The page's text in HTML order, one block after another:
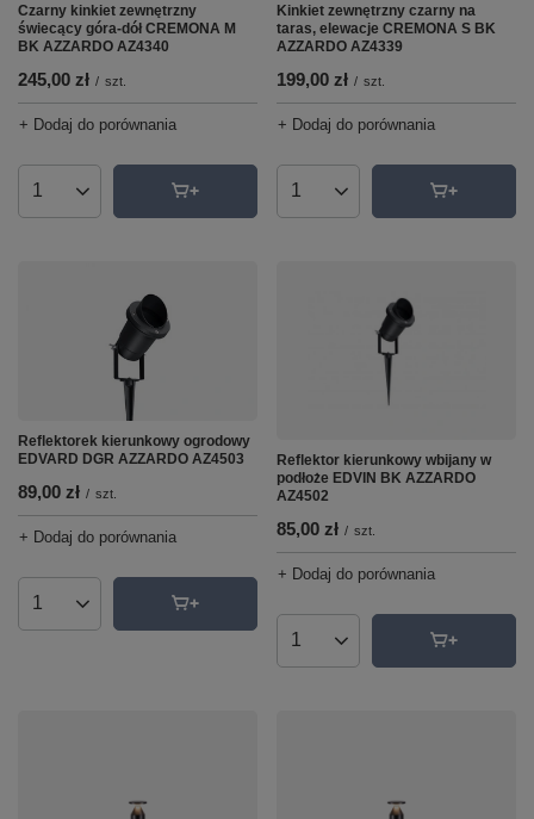
Czarny kinkiet zewnętrzny
świecący góra-dół CREMONA M
BK AZZARDO AZ4340
245,00 zł / szt.
+ Dodaj do porównania
Ilość produktów
Kinkiet zewnętrzny czarny na
taras, elewacje CREMONA S BK
AZZARDO AZ4339
199,00 zł / szt.
+ Dodaj do porównania
Ilość produktów
Reflektorek kierunkowy ogrodowy
EDVARD DGR AZZARDO AZ4503
89,00 zł / szt.
+ Dodaj do porównania
Ilość produktów
Reflektor kierunkowy wbijany w
podłoże EDVIN BK AZZARDO
AZ4502
85,00 zł / szt.
+ Dodaj do porównania
Ilość produktów